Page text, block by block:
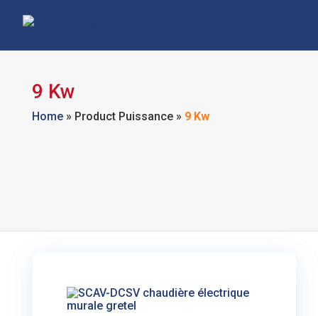
9 Kw
Home » Product Puissance » 9 Kw